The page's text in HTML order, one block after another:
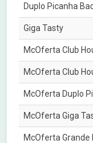
Duplo Picanha
Giga Tasty
McOferta Club
McOferta Club
McOferta Duplo
McOferta Giga
McOferta Grande